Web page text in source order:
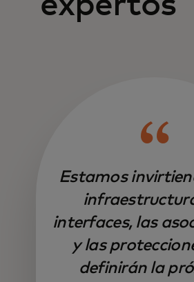
Estamos
interfaces, las
y las
definirán la